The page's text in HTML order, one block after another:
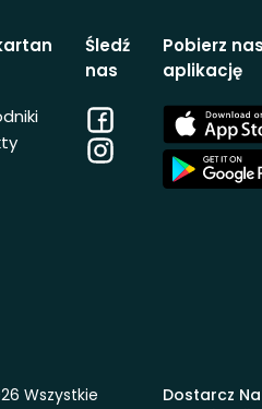
Śledź
nas
Facebook
Instagram
Pobierz
aplikację
App
Store
App
Store
Dostarcz
Wszystkie